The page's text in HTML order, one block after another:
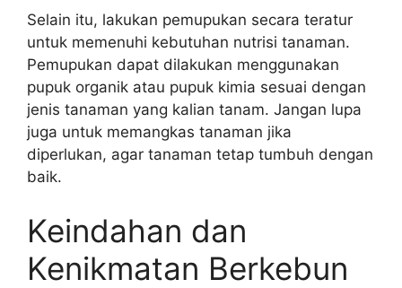
Selain itu, lakukan pemupukan secara teratur
untuk memenuhi kebutuhan nutrisi tanaman.
Pemupukan dapat dilakukan menggunakan
pupuk organik atau pupuk kimia sesuai dengan
jenis tanaman yang kalian tanam. Jangan lupa
juga untuk memangkas tanaman jika
diperlukan, agar tanaman tetap tumbuh dengan
baik.
Keindahan dan
Kenikmatan Berkebun